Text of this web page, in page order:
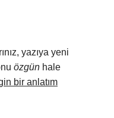
yazıya yeni
özgün hale
bir anlatım